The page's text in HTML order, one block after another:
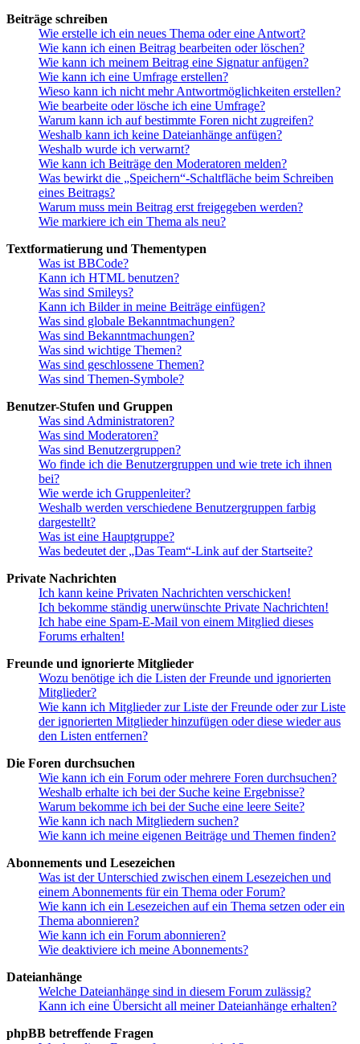
Beiträge schreiben
Wie erstelle ich ein neues Thema oder eine Antwort?
Wie kann ich einen Beitrag bearbeiten oder löschen?
Wie kann ich meinem Beitrag eine Signatur anfügen?
Wie kann ich eine Umfrage erstellen?
Wieso kann ich nicht mehr Antwortmöglichkeiten erstellen?
Wie bearbeite oder lösche ich eine Umfrage?
Warum kann ich auf bestimmte Foren nicht zugreifen?
Weshalb kann ich keine Dateianhänge anfügen?
Weshalb wurde ich verwarnt?
Wie kann ich Beiträge den Moderatoren melden?
Was bewirkt die „Speichern“-Schaltfläche beim Schreiben
eines Beitrags?
Warum muss mein Beitrag erst freigegeben werden?
Wie markiere ich ein Thema als neu?
Textformatierung und Thementypen
Was ist BBCode?
Kann ich HTML benutzen?
Was sind Smileys?
Kann ich Bilder in meine Beiträge einfügen?
Was sind globale Bekanntmachungen?
Was sind Bekanntmachungen?
Was sind wichtige Themen?
Was sind geschlossene Themen?
Was sind Themen-Symbole?
Benutzer-Stufen und Gruppen
Was sind Administratoren?
Was sind Moderatoren?
Was sind Benutzergruppen?
Wo finde ich die Benutzergruppen und wie trete ich ihnen
bei?
Wie werde ich Gruppenleiter?
Weshalb werden verschiedene Benutzergruppen farbig
dargestellt?
Was ist eine Hauptgruppe?
Was bedeutet der „Das Team“-Link auf der Startseite?
Private Nachrichten
Ich kann keine Privaten Nachrichten verschicken!
Ich bekomme ständig unerwünschte Private Nachrichten!
Ich habe eine Spam-E-Mail von einem Mitglied dieses
Forums erhalten!
Freunde und ignorierte Mitglieder
Wozu benötige ich die Listen der Freunde und ignorierten
Mitglieder?
Wie kann ich Mitglieder zur Liste der Freunde oder zur Liste
der ignorierten Mitglieder hinzufügen oder diese wieder aus
den Listen entfernen?
Die Foren durchsuchen
Wie kann ich ein Forum oder mehrere Foren durchsuchen?
Weshalb erhalte ich bei der Suche keine Ergebnisse?
Warum bekomme ich bei der Suche eine leere Seite?
Wie kann ich nach Mitgliedern suchen?
Wie kann ich meine eigenen Beiträge und Themen finden?
Abonnements und Lesezeichen
Was ist der Unterschied zwischen einem Lesezeichen und
einem Abonnements für ein Thema oder Forum?
Wie kann ich ein Lesezeichen auf ein Thema setzen oder ein
Thema abonnieren?
Wie kann ich ein Forum abonnieren?
Wie deaktiviere ich meine Abonnements?
Dateianhänge
Welche Dateianhänge sind in diesem Forum zulässig?
Kann ich eine Übersicht all meiner Dateianhänge erhalten?
phpBB betreffende Fragen